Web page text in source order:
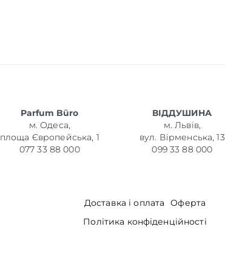
Parfum Büro
м. Одеса,
площа Європейська, 1
077 33 88 000
ВІДДУШИНА
м. Львів,
вул. Вірменська, 13
099 33 88 000
Доставка і оплата
Оферта
Політика конфіденційності